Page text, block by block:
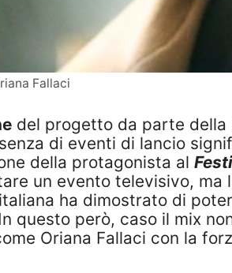
Fallaci
del progetto da parte della
di eventi di lancio
della protagonista al
un evento televisivo,
ha dimostrato di
questo però, caso il mix
Oriana Fallaci con la